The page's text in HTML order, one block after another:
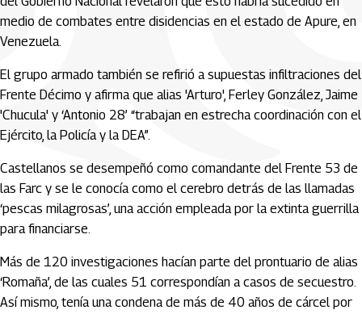
medio de combates entre disidencias en el estado de Apure, en
Venezuela.
El grupo armado también se refirió a supuestas infiltraciones del
Frente Décimo y afirma que alias 'Arturo', Ferley González, Jaime
'Chucula' y ‘Antonio 28’ “trabajan en estrecha coordinación con el
Ejército, la Policía y la DEA”.
Castellanos se desempeñó como comandante del Frente 53 de
las Farc y se le conocía como el cerebro detrás de las llamadas
‘pescas milagrosas’, una acción empleada por la extinta guerrilla
para financiarse.
Más de 120 investigaciones hacían parte del prontuario de alias
‘Romaña’, de las cuales 51 correspondían a casos de secuestro.
Así mismo, tenía una condena de más de 40 años de cárcel por